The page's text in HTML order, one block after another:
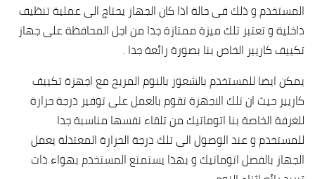
المستخدم و ذلك فى حالة اذا كان الجهاز يحتاج الى عملية تنظيف
داخلية و تعتبر تلك ميزة ممتازة جدا من اجل المحافظة على جهاز
تكييف كاريير الخاص بنا بصورة رائعة جدا .
يمكن ايضا للمستخدم بالشعور بالنوم المريح مع اجهزة تكييف
كاريير حيث ان تلك الاجهزة تقوم بالعمل على توفير درجة حرارة
للغرفة الخاصة بنا اتوماتيك من تلقاء نفسها مناسبة جدا
للمستخدم و عند الوصول الى تلك درجة الحرارة المعتدلة يعمل
الجهاز بالفصل اتوماتيك و بهذا يستمتع المستخدم بهواء ذات